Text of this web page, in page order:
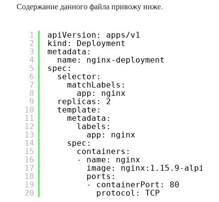
Содержание данного файла привожу ниже.
1
2
3
4
5
6
7
8
9
10
11
12
13
14
15
16
17
18
19
20
apiVersion: apps/v1
kind: Deployment
metadata:
name: nginx-deployment
spec:
selector:
matchLabels:
app: nginx
replicas: 2
template:
metadata:
labels:
app: nginx
spec:
containers:
- name: nginx
image: nginx:1.15.9-alpine
ports:
- containerPort: 80
protocol: TCP